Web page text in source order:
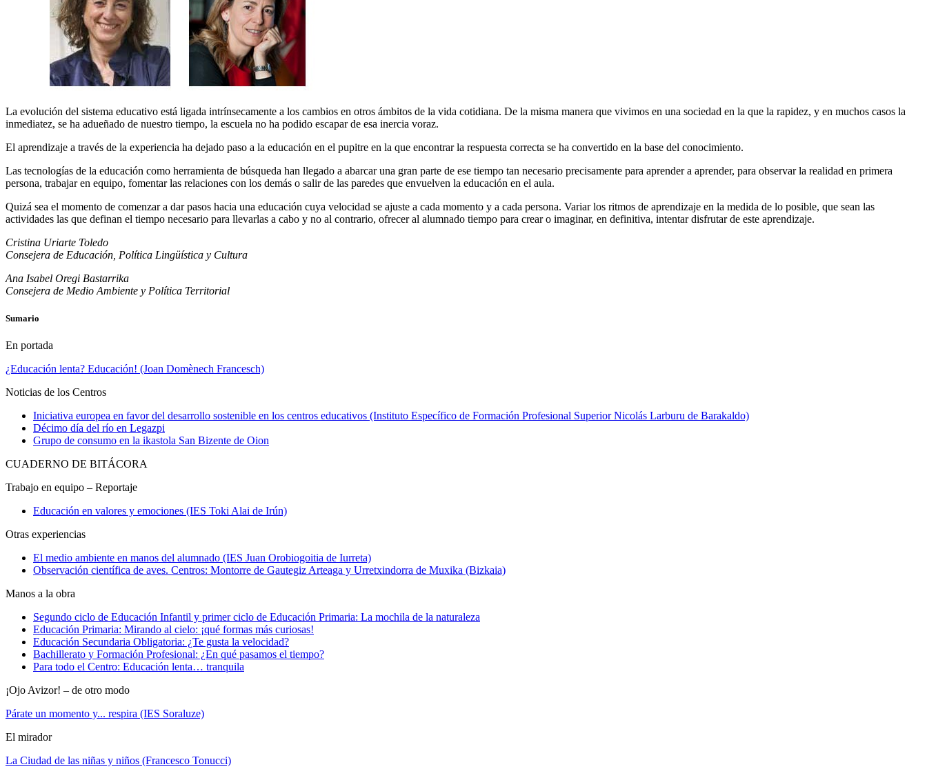
La evolución del sistema educativo está ligada intrínsecamente a los cambios en otros ámbitos de la vida cotidiana. De la misma manera que vivimos en una sociedad en la que la rapidez, y en muchos casos la
inmediatez, se ha adueñado de nuestro tiempo, la escuela no ha podido escapar de esa inercia voraz.
El aprendizaje a través de la experiencia ha dejado paso a la educación en el pupitre en la que encontrar la respuesta correcta se ha convertido en la base del conocimiento.
Las tecnologías de la educación como herramienta de búsqueda han llegado a abarcar una gran parte de ese tiempo tan necesario precisamente para aprender a aprender, para observar la realidad en primera
persona, trabajar en equipo, fomentar las relaciones con los demás o salir de las paredes que envuelven la educación en el aula.
Quizá sea el momento de comenzar a dar pasos hacia una educación cuya velocidad se ajuste a cada momento y a cada persona. Variar los ritmos de aprendizaje en la medida de lo posible, que sean las
actividades las que definan el tiempo necesario para llevarlas a cabo y no al contrario, ofrecer al alumnado tiempo para crear o imaginar, en definitiva, intentar disfrutar de este aprendizaje.
Cristina Uriarte Toledo
Consejera de Educación, Política Lingüística y Cultura
Ana Isabel Oregi Bastarrika
Consejera de Medio Ambiente y Política Territorial
Sumario
En portada
¿Educación lenta? Educación! (Joan Domènech Francesch)
Noticias de los Centros
Iniciativa europea en favor del desarrollo sostenible en los centros educativos (Instituto Específico de Formación Profesional Superior Nicolás Larburu de Barakaldo)
Décimo día del río en Legazpi
Grupo de consumo en la ikastola San Bizente de Oion
CUADERNO DE BITÁCORA
Trabajo en equipo – Reportaje
Educación en valores y emociones (IES Toki Alai de Irún)
Otras experiencias
El medio ambiente en manos del alumnado (IES Juan Orobiogoitia de Iurreta)
Observación científica de aves. Centros: Montorre de Gautegiz Arteaga y Urretxindorra de Muxika (Bizkaia)
Manos a la obra
Segundo ciclo de Educación Infantil y primer ciclo de Educación Primaria: La mochila de la naturaleza
Educación Primaria: Mirando al cielo: ¡qué formas más curiosas!
Educación Secundaria Obligatoria: ¿Te gusta la velocidad?
Bachillerato y Formación Profesional: ¿En qué pasamos el tiempo?
Para todo el Centro: Educación lenta… tranquila
¡Ojo Avizor! – de otro modo
Párate un momento y... respira (IES Soraluze)
El mirador
La Ciudad de las niñas y niños (Francesco Tonucci)